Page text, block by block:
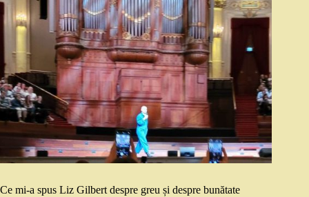
Ce mi-a spus Liz Gilbert despre greu și despre bunătate